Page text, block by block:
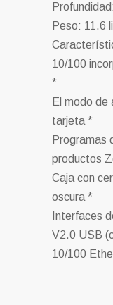
Peso: 11.6
10/100
*
El modo de
tarjeta *
Programas
productos
Caja con
oscura *
Interfaces
V2.0 USB
10/100